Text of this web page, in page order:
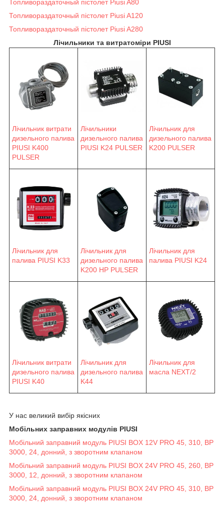
Топливораздаточный пістолет Piusi A80
Топливораздаточный пістолет Piusi A120
Топливораздаточный пістолет Piusi A280
Лічильники та витратоміри PIUSI
Лічильник витрати
дизельного палива
PIUSI K400
PULSER
Лічильники
дизельного палива
PIUSI K24 PULSER
Лічильник для
дизельного палива
K200 PULSER
Лічильник для
палива PIUSI K33
Лічильник для
дизельного палива
K200 HP PULSER
Лічильник для
палива PIUSI K24
Лічильник витрати
дизельного палива
PIUSI K40
Лічильник для
дизельного палива
K44
Лічильник для
масла NEXT/2
У нас великий вибір якісних
Мобільних заправних модулів PIUSI
Мобільний заправний модуль PIUSI BOX 12V PRO 45, 310, BP
3000, 24, донний, з зворотним клапаном
Мобільний заправний модуль PIUSI BOX 24V PRO 45, 260, BP
3000, 12, донний, з зворотним клапаном
Мобільний заправний модуль PIUSI BOX 24V PRO 45, 310, BP
3000, 24, донний, з зворотним клапаном